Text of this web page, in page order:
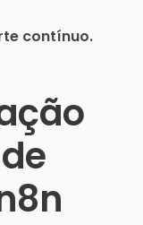
contínuo.